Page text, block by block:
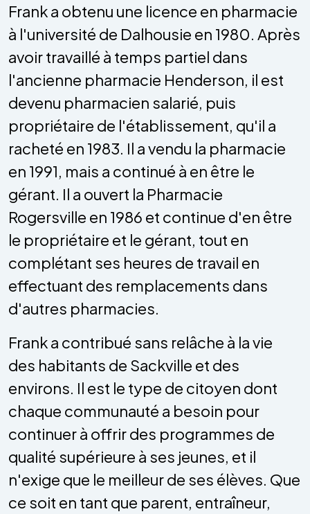
Frank a obtenu une licence en pharmacie
à l'université de Dalhousie en 1980. Après
avoir travaillé à temps partiel dans
l'ancienne pharmacie Henderson, il est
devenu pharmacien salarié, puis
propriétaire de l'établissement, qu'il a
racheté en 1983. Il a vendu la pharmacie
en 1991, mais a continué à en être le
gérant. Il a ouvert la Pharmacie
Rogersville en 1986 et continue d'en être
le propriétaire et le gérant, tout en
complétant ses heures de travail en
effectuant des remplacements dans
d'autres pharmacies.
Frank a contribué sans relâche à la vie
des habitants de Sackville et des
environs. Il est le type de citoyen dont
chaque communauté a besoin pour
continuer à offrir des programmes de
qualité supérieure à ses jeunes, et il
n'exige que le meilleur de ses élèves. Que
ce soit en tant que parent, entraîneur,